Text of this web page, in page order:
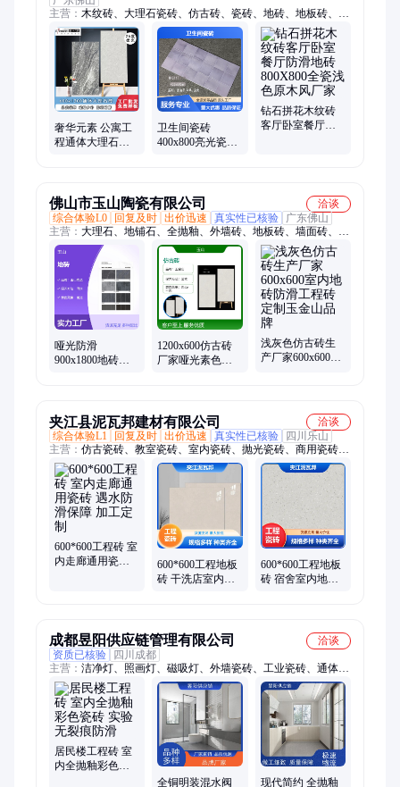
主营： 木纹砖、大理石瓷砖、仿古砖、瓷砖、地砖、地板砖、仿
木地板瓷砖、木纹地砖、木纹瓷砖、仿木地砖、仿木纹砖、花
砖、通体砖、抛光砖、柔光砖、哑光砖
奢华元素 公寓工
程通体大理石柔
卫生间瓷砖
400x800亮光瓷片
钻石拼花木纹砖
客厅卧室餐厅防
佛山市玉山陶瓷有限公司
洽谈
综合体验L0
回复及时 出价迅速 真实性已核验
广东佛山
主营： 大理石、地铺石、全抛釉、外墙砖、地板砖、墙面砖、防
滑砖、柔光砖、木纹砖、大板砖、仿古砖、内墙砖、抛光砖、广
场砖、防滑地砖、木纹瓷砖、外墙瓷砖、哑光地砖、哑光墙砖、
仿古地砖、岩板砖、哑光防滑、岩板、大规格岩板
哑光防滑
900x1800地砖室
1200x600仿古砖
厂家哑光素色防
浅灰色仿古砖生
产厂家600x600室
夹江县泥瓦邦建材有限公司
洽谈
综合体验L1
回复及时 出价迅速 真实性已核验
四川乐山
主营： 仿古瓷砖、教室瓷砖、室内瓷砖、抛光瓷砖、商用瓷砖、
防滑瓷砖、翻新瓷砖、地面瓷砖、工程瓷砖、办公瓷砖、门店瓷
砖、地铺瓷砖、工装地砖、公共瓷砖、耐磨瓷砖、走廊瓷砖、地
胶瓷砖、玻化瓷砖、通用瓷砖、商铺瓷砖、地砖瓷砖、通体瓷
砖、教学楼瓷砖、营业厅瓷砖、办公楼瓷砖
600*600工程砖 室
内走廊通用瓷砖
600*600工程地板
砖 干洗店室内瓷
600*600工程地板
砖 宿舍室内地面
成都昱阳供应链管理有限公司
洽谈
资质已核验
四川成都
主营： 洁净灯、照画灯、磁吸灯、外墙瓷砖、工业瓷砖、通体瓷
砖、工程地板砖、全抛釉瓷砖、工程工地瓷砖、洗浴中心抛釉
砖、平台灯、吸顶灯、防爆灯、折叠灯、导轨射灯、吊顶洞灯、
防眩射灯、轨道射灯、嵌入式筒灯、防眩光筒灯、雷达感应筒
灯、橱柜酒柜展示柜
居民楼工程砖 室
内全抛釉彩色瓷
全铜明装混水阀 现代简约 全抛釉